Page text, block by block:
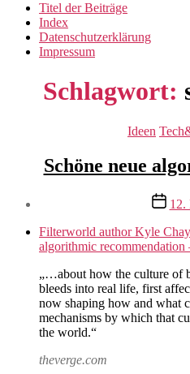
Titel der Beiträge
Index
Datenschutzerklärung
Impressum
Schlagwort:
Ideen
Schöne neue
12.
Filterworld author Kyle
algorithmic recommendation
„…about how the culture of
bleeds into real life, first
now shaping how and what
mechanisms by which that
the world.“
theverge.com